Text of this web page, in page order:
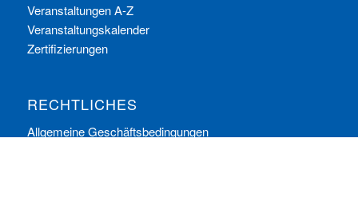
Veranstaltungen A-Z
Veranstaltungskalender
Zertifizierungen
RECHTLICHES
Allgemeine Geschäftsbedingungen